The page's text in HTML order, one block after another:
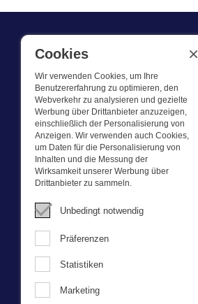
WAS WIR TUN
Dieser Webshop ist Teil von
kleinere Unternehmen
Laden/Ausstellungsraum in
starke Unternehmenskleidung
schnell, wir führen
Unternehmenskleidung, die
nehmen Sie mit uns Kontakt
Newsletter
Cookies
Wir verwenden Cookies, um Ihre
Benutzererfahrung zu optimieren, den
Webverkehr zu analysieren und gezielte
Werbung über Drittanbieter anzuzeigen,
einschließlich der Personalisierung von
Anzeigen. Wir verwenden auch Cookies,
um Daten für die Personalisierung von
Inhalten und die Messung der
Wirksamkeit unserer Werbung über
Drittanbieter zu sammeln.
Unbedingt notwendig
Präferenzen
Statistiken
Marketing
×